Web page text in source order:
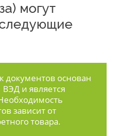
могут
документов основан
и является
зависит от
товара.